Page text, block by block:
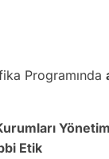
Programında
Etik